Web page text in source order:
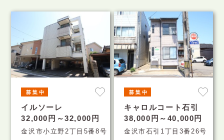
イルソーレ
32,000円～32,000円
金沢市小立野2丁目5番8号
キャロルコート石引
38,000円～40,000円
金沢市石引1丁目3番26号